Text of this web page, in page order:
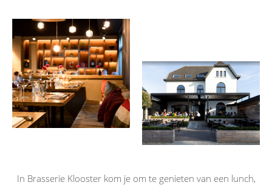
In Brasserie Klooster kom je om te genieten van een lunch,